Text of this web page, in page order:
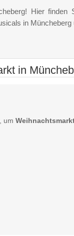
Hier finden
in Müncheberg
in
um